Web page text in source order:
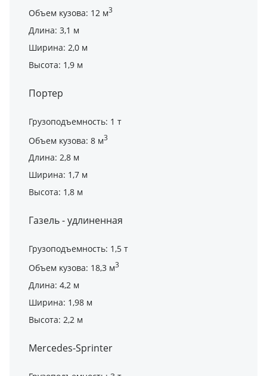
Объем кузова: 12 м3
Длина: 3,1 м
Ширина: 2,0 м
Высота: 1,9 м
Портер
Грузоподъемность: 1 т
Объем кузова: 8 м3
Длина: 2,8 м
Ширина: 1,7 м
Высота: 1,8 м
Газель - удлиненная
Грузоподъемность: 1,5 т
Объем кузова: 18,3 м3
Длина: 4,2 м
Ширина: 1,98 м
Высота: 2,2 м
Mercedes-Sprinter